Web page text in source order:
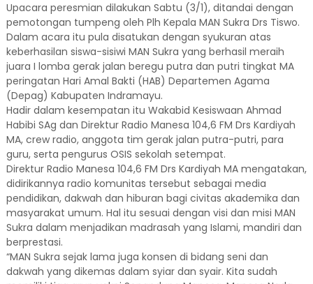
Upacara peresmian dilakukan Sabtu (3/1), ditandai dengan
pemotongan tumpeng oleh Plh Kepala MAN Sukra Drs Tiswo.
Dalam acara itu pula disatukan dengan syukuran atas
keberhasilan siswa-sisiwi MAN Sukra yang berhasil meraih
juara I lomba gerak jalan beregu putra dan putri tingkat MA
peringatan Hari Amal Bakti (HAB) Departemen Agama
(Depag) Kabupaten Indramayu.
Hadir dalam kesempatan itu Wakabid Kesiswaan Ahmad
Habibi SAg dan Direktur Radio Manesa 104,6 FM Drs Kardiyah
MA, crew radio, anggota tim gerak jalan putra-putri, para
guru, serta pengurus OSIS sekolah setempat.
Direktur Radio Manesa 104,6 FM Drs Kardiyah MA mengatakan,
didirikannya radio komunitas tersebut sebagai media
pendidikan, dakwah dan hiburan bagi civitas akademika dan
masyarakat umum. Hal itu sesuai dengan visi dan misi MAN
Sukra dalam menjadikan madrasah yang Islami, mandiri dan
berprestasi.
“MAN Sukra sejak lama juga konsen di bidang seni dan
dakwah yang dikemas dalam syiar dan syair. Kita sudah